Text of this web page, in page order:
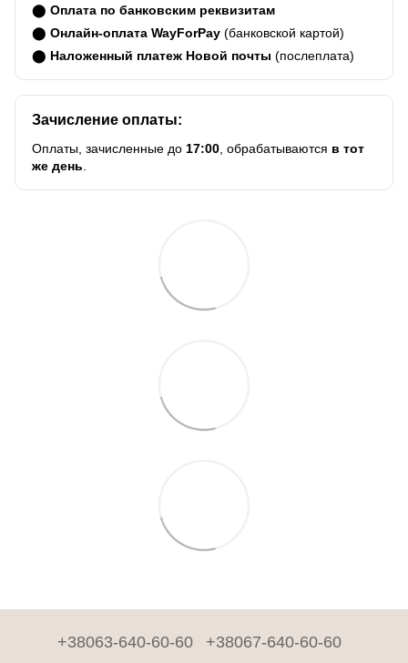
⬤ Оплата по банковским реквизитам
⬤ Онлайн-оплата WayForPay (банковской картой)
⬤ Наложенный платеж Новой почты (послеплата)
Зачисление оплаты:
Оплаты, зачисленные до 17:00, обрабатываются в тот
же день.
+38063-640-60-60 +38067-640-60-60